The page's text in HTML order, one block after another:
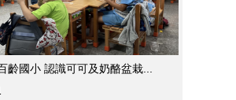
齡國小 認識可可及奶酪盆栽...